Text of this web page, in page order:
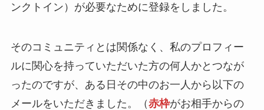
ンクトイン）が必要なために登録をしました。
そのコミュニティとは関係なく、私のプロフィー
ルに関心を持っていただいた方の何人かとつなが
ったのですが、ある日その中のお一人から以下の
メールをいただきました。（赤枠がお相手からの